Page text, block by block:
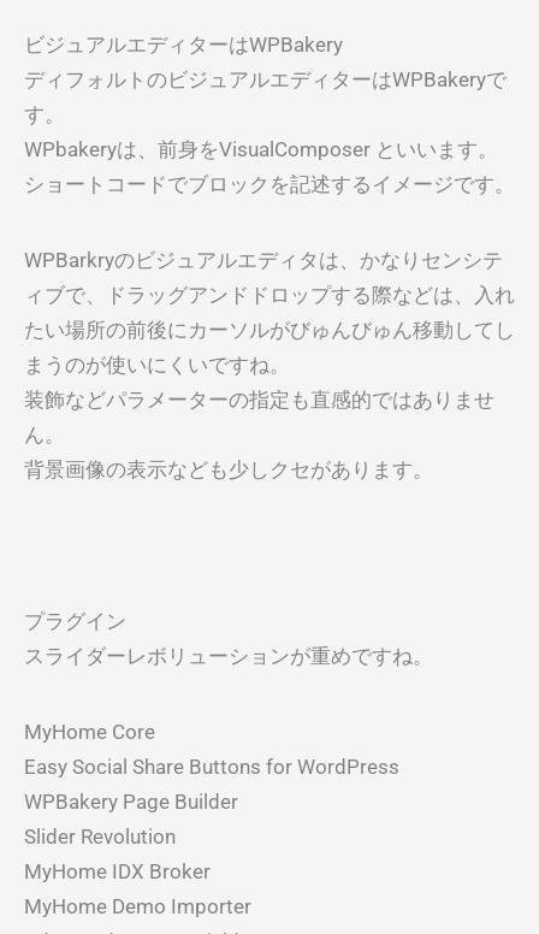
ビジュアルエディターはWPBakery
ディフォルトのビジュアルエディターはWPBakeryで
す。
WPbakeryは、前身をVisualComposer といいます。
ショートコードでブロックを記述するイメージです。
WPBarkryのビジュアルエディタは、かなりセンシテ
ィブで、ドラッグアンドドロップする際などは、入れ
たい場所の前後にカーソルがびゅんびゅん移動してし
まうのが使いにくいですね。
装飾などパラメーターの指定も直感的ではありませ
ん。
背景画像の表示なども少しクセがあります。
プラグイン
スライダーレボリューションが重めですね。
MyHome Core
Easy Social Share Buttons for WordPress
WPBakery Page Builder
Slider Revolution
MyHome IDX Broker
MyHome Demo Importer